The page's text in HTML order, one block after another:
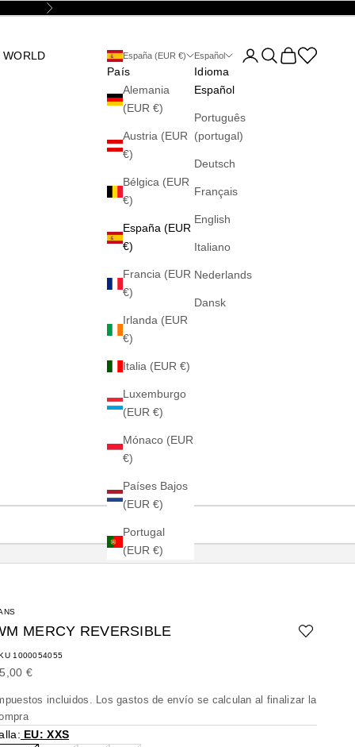
Siguiente
WORLD España (EUR €)
País
Alemania
(EUR €)
Austria (EUR
€)
Bélgica (EUR
€)
España (EUR
€)
Francia (EUR
€)
Irlanda (EUR
€)
Italia (EUR €)
Luxemburgo
(EUR €)
Mónaco (EUR
€)
Países Bajos
(EUR €)
Portugal
(EUR €)
Español
Idioma
Español
Português
(portugal)
Deutsch
Français
English
Italiano
Nederlands
Dansk
Abrir página de la
Abrir búsqueda
Abrir cesta
Abrir la
MERCY REVERSIBLE
1000054055
de oferta
€
incluidos. Losgastos de envío se calculan al finalizar la
EU: XXS